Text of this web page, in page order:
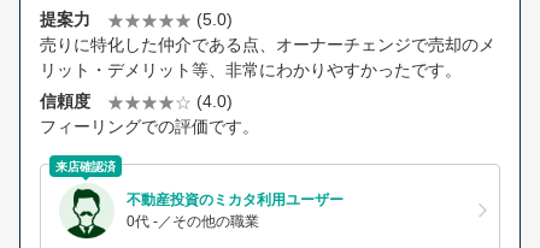
提案力
(5.0)
売りに特化した仲介である点、オーナーチェンジで売却のメ
リット・デメリット等、非常にわかりやすかったです。
信頼度
(4.0)
フィーリングでの評価です。
来店確認済
不動産投資のミカタ利用ユーザー
0代 -／その他の職業